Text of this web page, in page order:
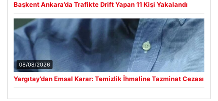
Başkent Ankara’da Trafikte Drift Yapan 11 Kişi Yakalandı
08/08/2026
Yargıtay’dan Emsal Karar: Temizlik İhmaline Tazminat Cezası